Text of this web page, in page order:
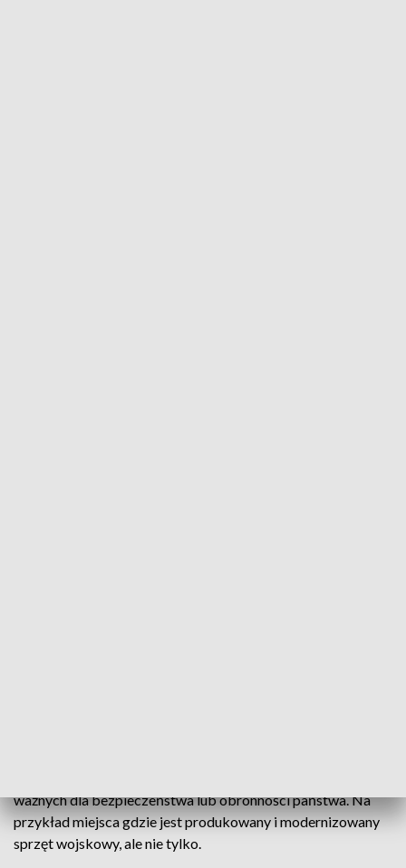
ważnych dla bezpieczeństwa lub obronności państwa. Na
przykład miejsca gdzie jest produkowany i modernizowany
sprzęt wojskowy, ale nie tylko.